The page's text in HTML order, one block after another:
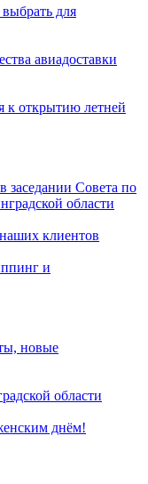
для
авиадоставки
к открытию летней
Совета по
области
клиентов
и
новые
области
днём!